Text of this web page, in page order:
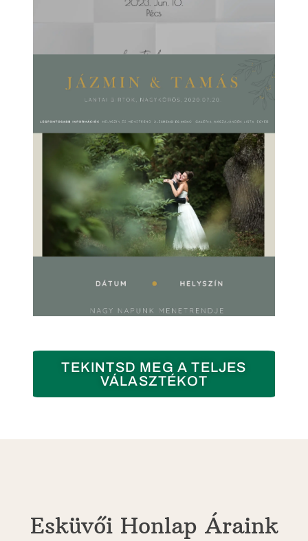
TEKINTSD MEG A TELJES
VÁLASZTÉKOT
Esküvői Honlap Áraink